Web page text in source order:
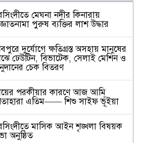
মেঘনা নদীর কিনারায়
পুরুষ ব্যক্তির লাশ উদ্ধার
দুর্যোগে ক্ষতিগ্রস্ত অসহায় মানুষের
ঢেউটিন, বিভাটেক, সেলাই মেশিন ও
চেক বিতরণ
পরকীয়ার কারণে আজ আমি
এতিম—— শিশু সাইফ ভূঁইয়া
মাসিক আইন শৃঙ্খলা বিষয়ক
অনুষ্ঠিত